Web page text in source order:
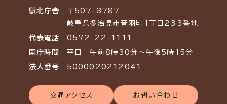
駅北庁舎
〒507-8787
岐阜県多治見市音羽町1丁目233番地
代表電話 0572-22-1111
開庁時間 平日 午前8時30分～午後5時15分
法人番号 5000020212041
交通アクセス お問い合わせ